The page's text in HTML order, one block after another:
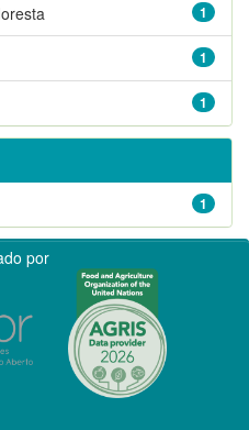
1
1
1
1
por